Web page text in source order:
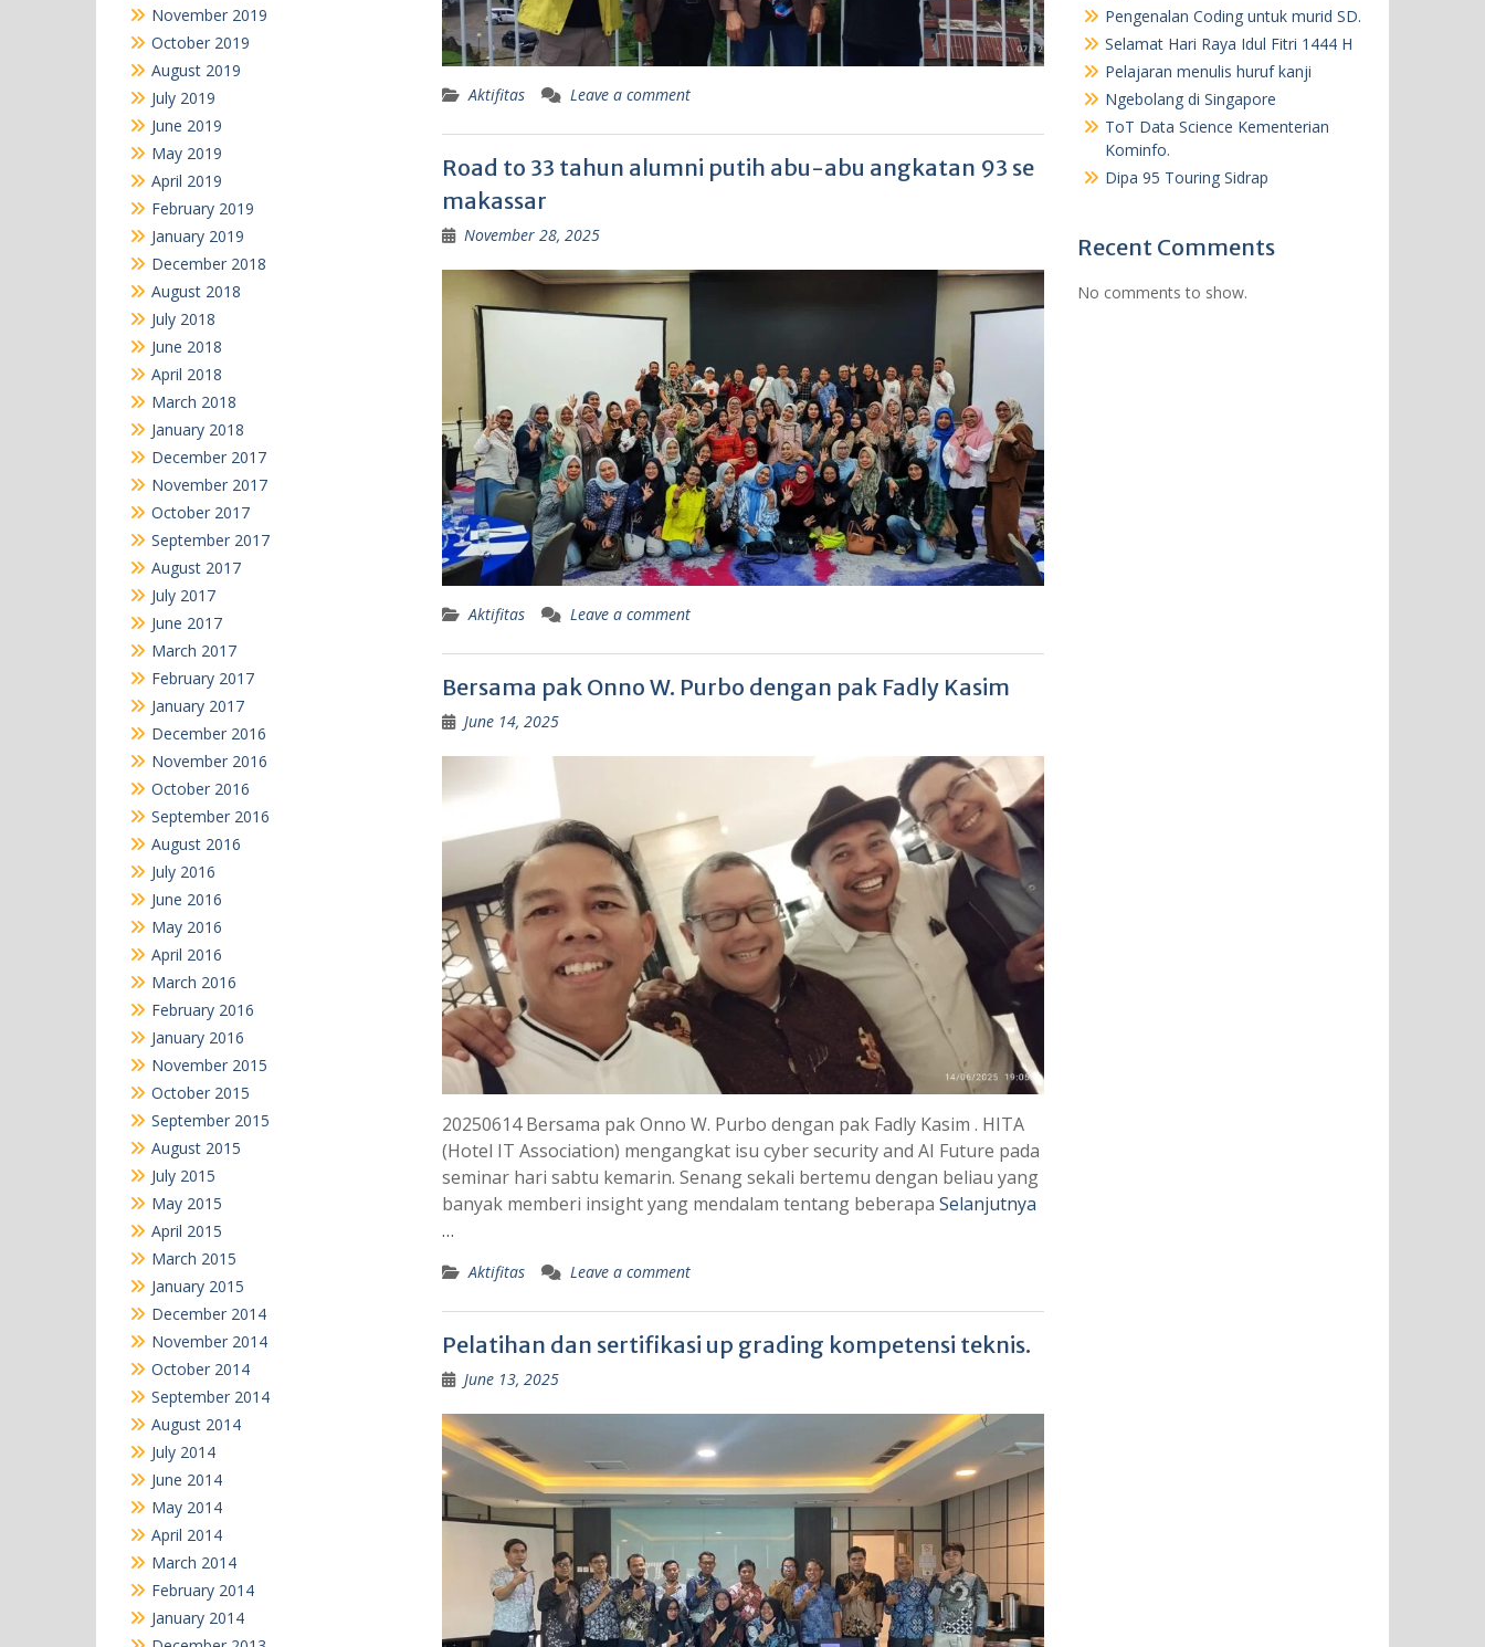
Aktifitas Leave a comment
Road to 33 tahun alumni putih abu-abu angkatan 93 se
makassar
November 28, 2025
Aktifitas Leave a comment
Bersama pak Onno W. Purbo dengan pak Fadly Kasim
June 14, 2025
20250614 Bersama pak Onno W. Purbo dengan pak Fadly Kasim . HITA
(Hotel IT Association) mengangkat isu cyber security and AI Future pada
seminar hari sabtu kemarin. Senang sekali bertemu dengan beliau yang
banyak memberi insight yang mendalam tentang beberapa Selanjutnya
…
Aktifitas Leave a comment
Pelatihan dan sertifikasi up grading kompetensi teknis.
June 13, 2025
Pengenalan Coding untuk murid SD.
Selamat Hari Raya Idul Fitri 1444 H
Pelajaran menulis huruf kanji
Ngebolang di Singapore
ToT Data Science Kementerian
Kominfo.
Dipa 95 Touring Sidrap
Recent Comments
No comments to show.
November 2019
October 2019
August 2019
July 2019
June 2019
May 2019
April 2019
February 2019
January 2019
December 2018
August 2018
July 2018
June 2018
April 2018
March 2018
January 2018
December 2017
November 2017
October 2017
September 2017
August 2017
July 2017
June 2017
March 2017
February 2017
January 2017
December 2016
November 2016
October 2016
September 2016
August 2016
July 2016
June 2016
May 2016
April 2016
March 2016
February 2016
January 2016
November 2015
October 2015
September 2015
August 2015
July 2015
May 2015
April 2015
March 2015
January 2015
December 2014
November 2014
October 2014
September 2014
August 2014
July 2014
June 2014
May 2014
April 2014
March 2014
February 2014
January 2014